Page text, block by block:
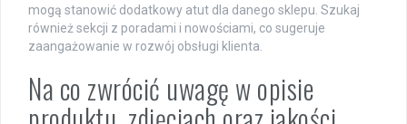
mogą stanowić dodatkowy atut dla danego sklepu. Szukaj
również sekcji z poradami i nowościami, co sugeruje
zaangażowanie w rozwój obsługi klienta.
Na co zwrócić uwagę w opisie